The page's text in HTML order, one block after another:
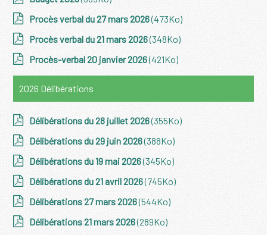
Procès verbal du 27 mars 2026(473Ko)
Procès verbal du 21 mars 2026(348Ko)
Procès-verbal 20 janvier 2026(421Ko)
2026 Délibérations
Délibérations du 28 juillet 2026(355Ko)
Délibérations du 29 juin 2026(388Ko)
Délibérations du 19 mai 2026(345Ko)
Délibérations du 21 avril 2026(745Ko)
Délibérations 27 mars 2026(544Ko)
Délibérations 21 mars 2026(289Ko)